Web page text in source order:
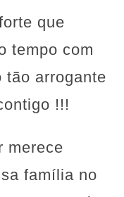
que
tempo com
tão arrogante
!!!
merece
família no